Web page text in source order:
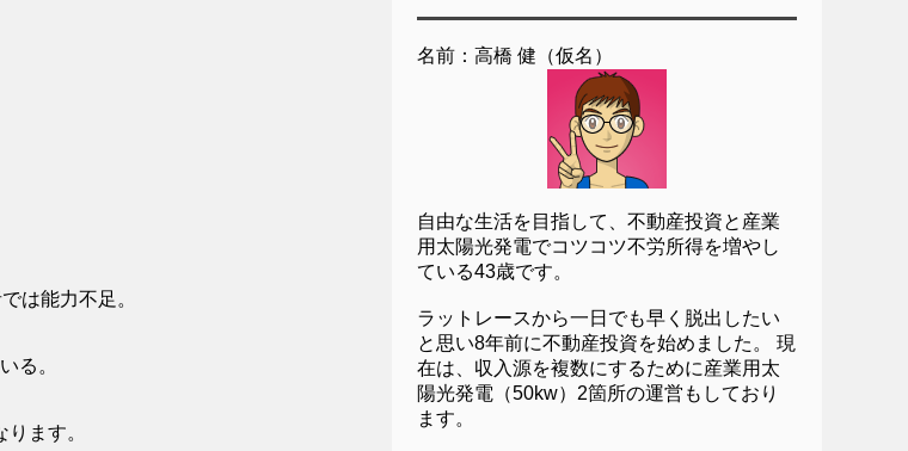
は能力不足。
る。
ます。
名前：高橋 健（仮名）
自由な生活を目指して、不動産投資と産業
用太陽光発電でコツコツ不労所得を増やし
ている43歳です。
ラットレースから一日でも早く脱出したい
と思い8年前に不動産投資を始めました。 現
在は、収入源を複数にするために産業用太
陽光発電（50kw）2箇所の運営もしており
ます。